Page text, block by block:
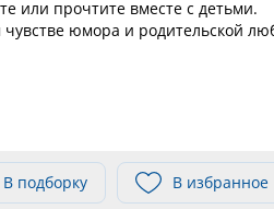
или прочтите вместе с детьми.
юмора и родительской
В подборку В избранное